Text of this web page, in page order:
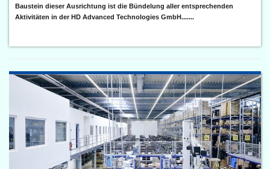
Baustein dieser Ausrichtung ist die Bündelung aller entsprechenden
Aktivitäten in der HD Advanced Technologies GmbH.......